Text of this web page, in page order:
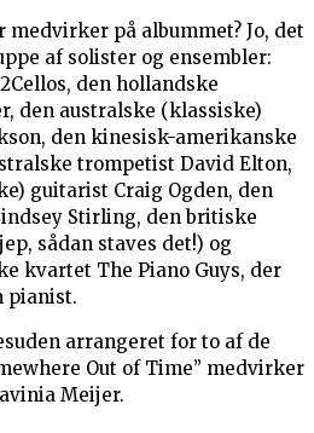
medvirker på albummet? Jo, det
af solister og ensembler:
den hollandske
den australske (klassiske)
den kinesisk-amerikanske
trompetist David Elton,
guitarist Craig Ogden, den
Stirling, den britiske
sådan staves det!) og
kvartet The Piano Guys, der
pianist.
arrangeret for to af de
Out of Time” medvirker
Meijer.